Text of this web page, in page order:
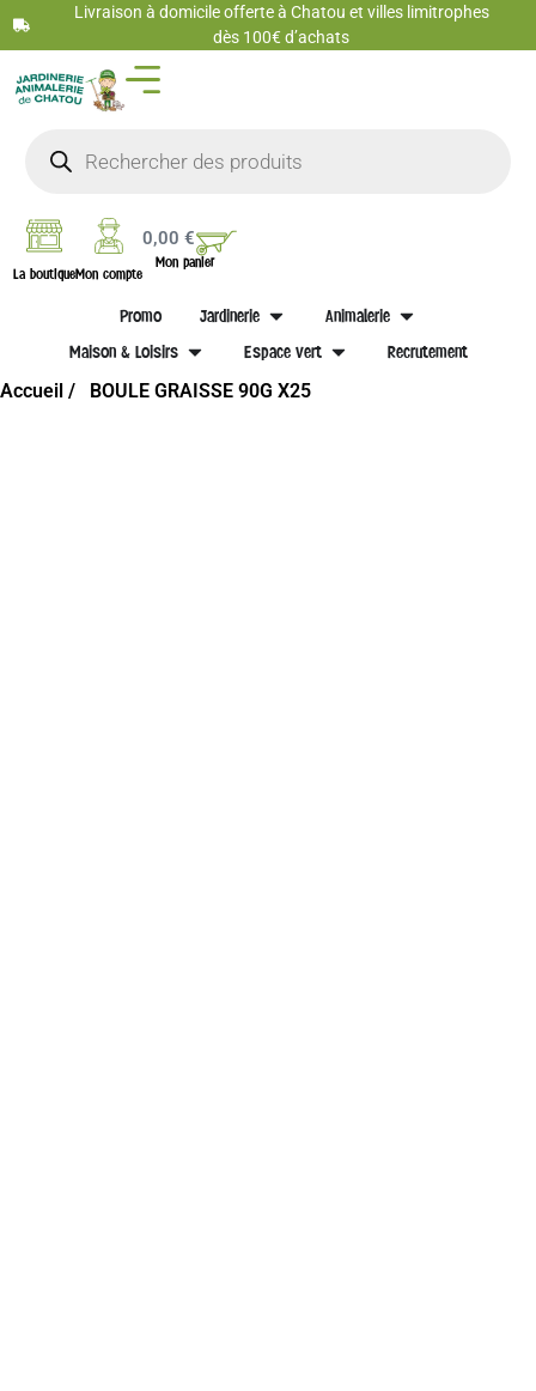
Livraison à domicile offerte à Chatou et villes limitrophes
dès 100€ d’achats
La boutiqueMon compte
0,00€
Mon panier
Promo Jardinerie
Animalerie
Maison & Loisirs
Espace vert Recrutement
Accueil / BOULE GRAISSE 90G X25